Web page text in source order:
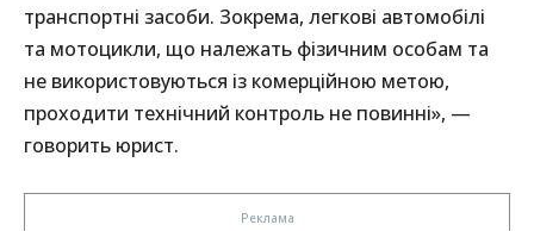
транспортні засоби. Зокрема, легкові автомобілі
та мотоцикли, що належать фізичним особам та
не використовуються із комерційною метою,
проходити технічний контроль не повинні», —
говорить юрист.